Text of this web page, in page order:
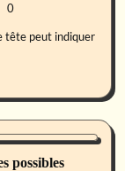
0
tête peut indiquer
possibles